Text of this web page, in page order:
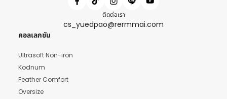
ติดต่อเรา
cs_yuedpao@rermmai.com
คอลเลกชัน
Ultrasoft Non-iron
Kodnum
Feather Comfort
Oversize